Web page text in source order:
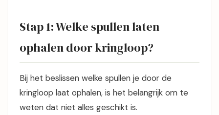
Stap 1: Welke spullen laten
ophalen door kringloop?
Bij het beslissen welke spullen je door de
kringloop laat ophalen, is het belangrijk om te
weten dat niet alles geschikt is.